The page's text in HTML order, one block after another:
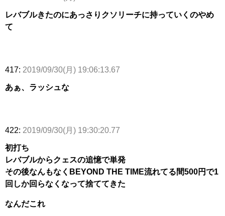
レバブルきたのにあっさりクソリーチに持っていくのやめ
て
417: 2019/09/30(月) 19:06:13.67
あぁ、ラッシュな
422: 2019/09/30(月) 19:30:20.77
初打ち
レバブルからクェスの追憶で単発
その後なんもなくBEYOND THE TIME流れてる間500円で1
回しか回らなくなって捨ててきた
なんだこれ